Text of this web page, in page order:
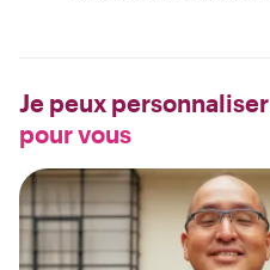
Je peux personnaliser
pour vous